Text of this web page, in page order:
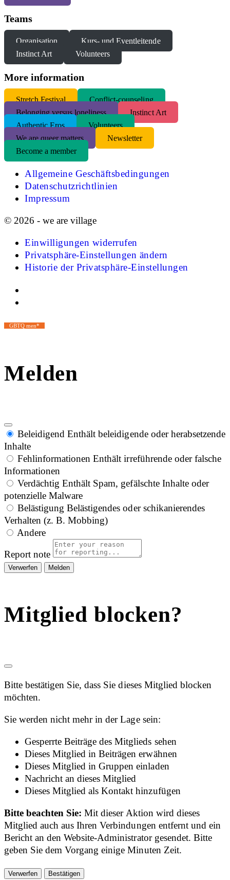
Teams
Organisation
Kurs- und Eventleitende
Instinct Art
Volunteers
More information
Stretch Festival
Conflict-counseling
Belonging versus loneliness
Instinct Art
Authentic Eros
Volunteers
We are queer matters
Newsletter
Become a member
Allgemeine Geschäftsbedingungen
Datenschutzrichtlinien
Impressum
© 2026 - we are village
Einwilligungen widerrufen
Privatsphäre-Einstellungen ändern
Historie der Privatsphäre-Einstellungen
GBTQ men*
Melden
Beleidigend Enthält beleidigende oder herabsetzende
Inhalte
Fehlinformationen Enthält irreführende oder falsche
Informationen
Verdächtig Enthält Spam, gefälschte Inhalte oder
potenzielle Malware
Belästigung Belästigendes oder schikanierendes
Verhalten (z. B. Mobbing)
Andere
Report note
Melden
Mitglied blocken?
Bitte bestätigen Sie, dass Sie dieses Mitglied blocken
möchten.
Sie werden nicht mehr in der Lage sein:
Gesperrte Beiträge des Mitglieds sehen
Dieses Mitglied in Beiträgen erwähnen
Dieses Mitglied in Gruppen einladen
Nachricht an dieses Mitglied
Dieses Mitglied als Kontakt hinzufügen
Bitte beachten Sie:Mit dieser Aktion wird dieses
Mitglied auch aus Ihren Verbindungen entfernt und ein
Bericht an den Website-Administrator gesendet. Bitte
geben Sie dem Vorgang einige Minuten Zeit.
Bestätigen